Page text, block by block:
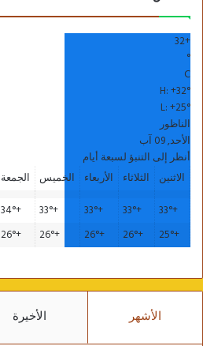
+
32
°
C
H:+32°
L:+25°
الناظور
الأحد, 09 آب
أنظر إلى التنبؤ لسبعة أيام
الاثنين
الثلاثاء الأربعاء الخميس الجمعة
+
33°
+
33°
+
33°
+
33°
+
34°
+
25°
+
26°
+
26°
+
26°
+
26°
الأشهر الأخيرة